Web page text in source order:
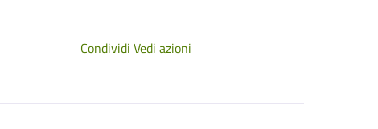
Condividi Vedi azioni